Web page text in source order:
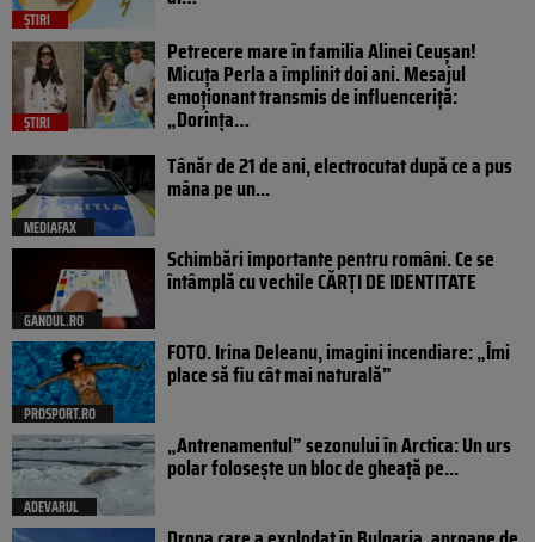
ȘTIRI
ȘTIRI
Petrecere mare în familia Alinei Ceușan!
Micuța Perla a împlinit doi ani. Mesajul
emoționant transmis de influenceriță:
„Dorința…
MEDIAFAX
Tânăr de 21 de ani, electrocutat după ce a pus
mâna pe un...
GANDUL.RO
Schimbări importante pentru români. Ce se
întâmplă cu vechile CĂRȚI DE IDENTITATE
PROSPORT.RO
FOTO. Irina Deleanu, imagini incendiare: „Îmi
place să fiu cât mai naturală”
ADEVARUL
„Antrenamentul” sezonului în Arctica: Un urs
polar folosește un bloc de gheață pe...